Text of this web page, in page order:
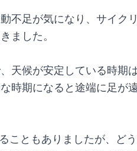
不足が気になり、サイク
ました。
天候が安定している時期
時期になると途端に足が
こともありましたが、ど